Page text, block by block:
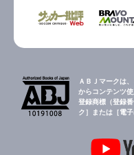
ＡＢＪマークは
からコンテンツ
登録商標（登録
ク］または［電